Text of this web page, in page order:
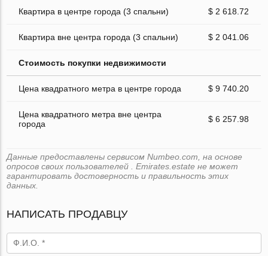
Квартира в центре города (3 спальни) $ 2 618.72
Квартира вне центра города (3 спальни) $ 2 041.06
Стоимость покупки недвижимости
Цена квадратного метра в центре города $ 9 740.20
Цена квадратного метра вне центра
города
$ 6 257.98
Данные предоставлены сервисом Numbeo.com, на основе
опросов своих пользователей . Emirates.estate не может
гарантировать достоверность и правильность этих
данных.
НАПИСАТЬ ПРОДАВЦУ